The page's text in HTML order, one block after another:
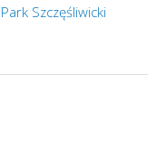
Szczęśliwicki